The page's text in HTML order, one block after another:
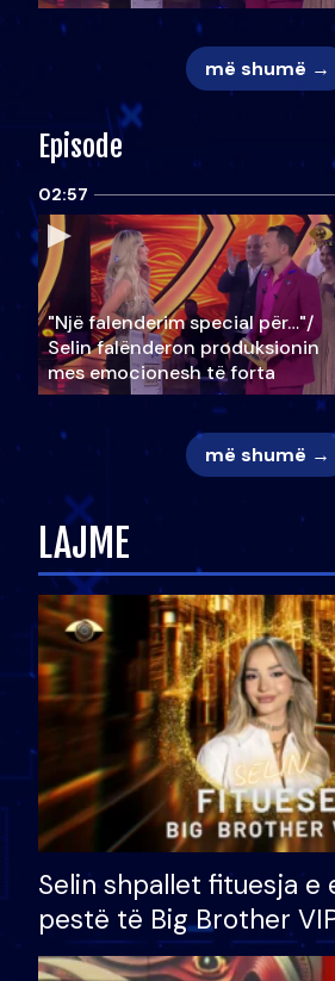
më shumë →
Episode
02:57
"Një falenderim special për…"/
Selin falënderon produksionin
mes emocionesh të forta
më shumë →
LAJME
Selin shpallet fituesja e
pestë të Big Brother
çmimin e madh prej